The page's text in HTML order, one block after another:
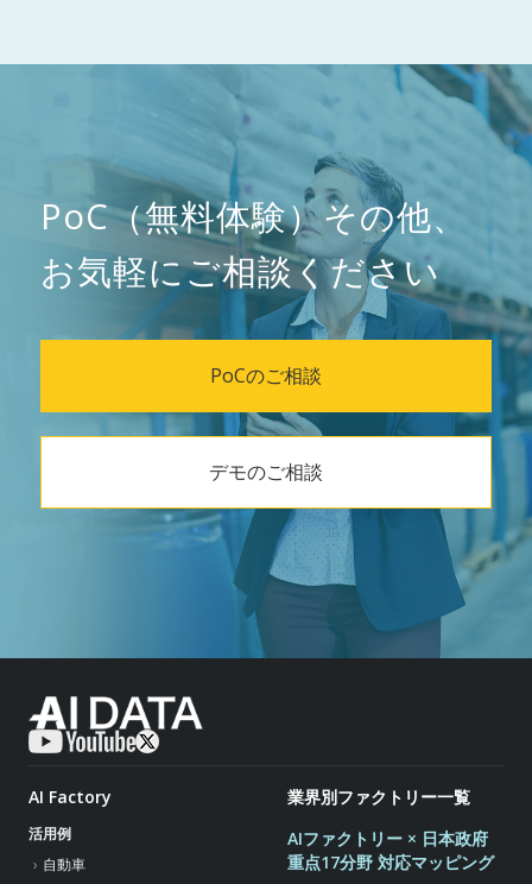
PoC（無料体験）その他、
お気軽にご相談ください
PoCのご相談
デモのご相談
AI Factory
活用例
自動車
業界別ファクトリー一覧
AIファクトリー × 日本政府
重点17分野 対応マッピング